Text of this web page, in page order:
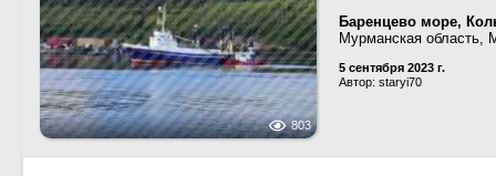
803
Баренцево море,
Мурманская область,
5 сентября 2023 г.
Автор: staryi70